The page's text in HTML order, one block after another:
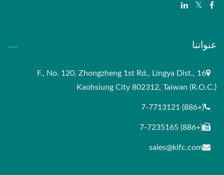
عنواننا
16 F., No. 120, Zhongzheng 1st Rd., Lingya Dist.,
Kaohsiung City 802312, Taiwan (R.O.C.)
(+886) 7-7713121
(+886) 7-7235165
sales@kifc.com